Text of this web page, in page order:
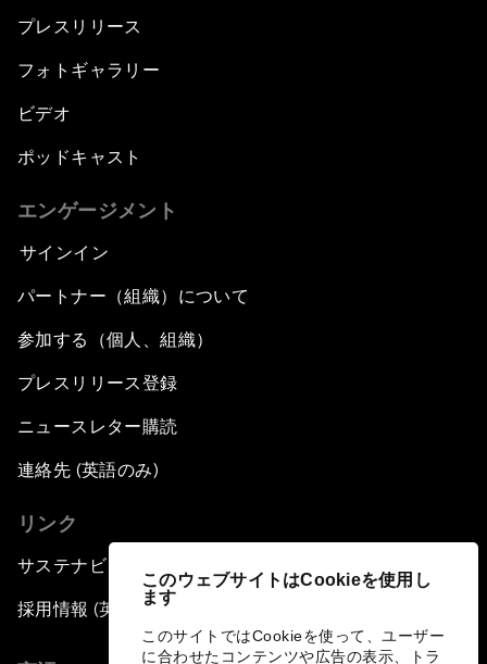
このウェブサイトはCookieを使用し
ます
このサイトではCookieを使って、ユーザー
に合わせたコンテンツや広告の表示、トラ
プレスリリース
フォトギャラリー
ビデオ
ポッドキャスト
エンゲージメント
サインイン
パートナー（組織）について
参加する（個人、組織）
プレスリリース登録
ニュースレター購読
連絡先 (英語のみ)
リンク
サステナビリティへの取り組み
採用情報 (英語のみ)